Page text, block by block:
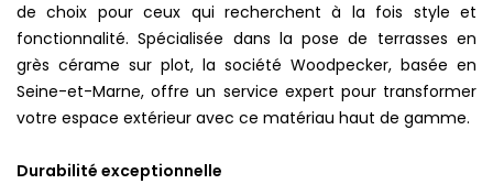
de choix pour ceux qui recherchent à la fois style et
fonctionnalité. Spécialisée dans la pose de terrasses en
grès cérame sur plot, la société Woodpecker, basée en
Seine-et-Marne, offre un service expert pour transformer
votre espace extérieur avec ce matériau haut de gamme.
Durabilité exceptionnelle